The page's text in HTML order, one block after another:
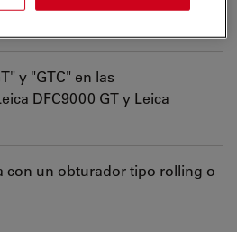
y "GTC" en las
DFC9000 GT y Leica
con un obturador tipo rolling o